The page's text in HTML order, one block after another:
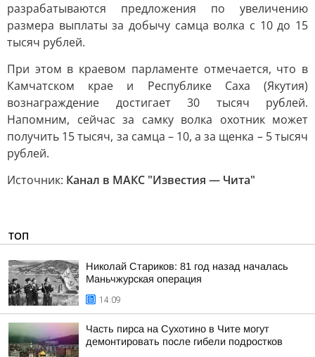
разрабатываются предложения по увеличению
размера выплаты за добычу самца волка с 10 до 15
тысяч рублей.
При этом в краевом парламенте отмечается, что в
Камчатском крае и Республике Саха (Якутия)
вознаграждение достигает 30 тысяч рублей.
Напомним, сейчас за самку волка охотник может
получить 15 тысяч, за самца – 10, а за щенка – 5 тысяч
рублей.
Источник: Канал в МАКС "Известия — Чита"
ТОП
Николай Стариков: 81 год назад началась
Маньчжурская операция
14:09
Часть пирса на Сухотино в Чите могут
демонтировать после гибели подростков